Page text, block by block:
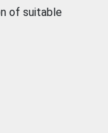
of suitable